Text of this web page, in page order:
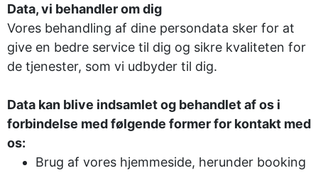
Data, vi behandler om dig
Vores behandling af dine persondata sker for at
give en bedre service til dig og sikre kvaliteten for
de tjenester, som vi udbyder til dig.
Data kan blive indsamlet og behandlet af os i
forbindelse med følgende former for kontakt med
os:
Brug af vores hjemmeside, herunder booking